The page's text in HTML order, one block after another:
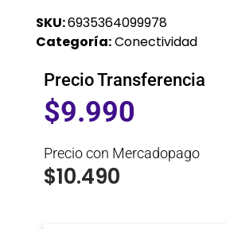
SKU:6935364099978
Categoría:Conectividad
Precio Transferencia
$9.990
Precio con Mercadopago
$10.490